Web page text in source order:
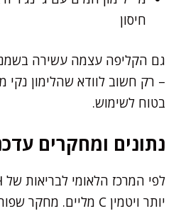
חיסון
גם הקליפה עצמה עשירה
– רק חשוב לוודא שהלימון נקי
בטוח לשימוש.
נתונים ומחקרים